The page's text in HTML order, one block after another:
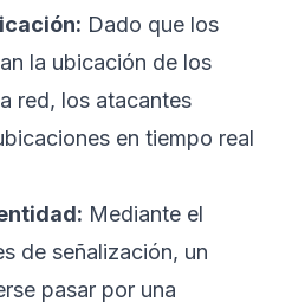
Dado que los
la ubicación de los
red, los atacantes
en tiempo real
Mediante el
de señalización, un
pasar por una